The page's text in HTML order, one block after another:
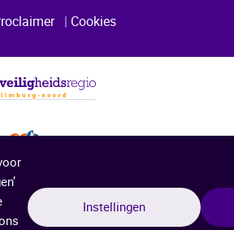
Instellingen
e-
mail
Facebook
X
(voorheen
als
LinkedInWhatsApp
Cookies